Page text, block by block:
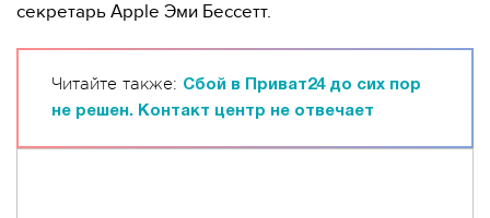
секретарь Apple Эми Бессетт.
Читайте также: Сбой в Приват24 до сих пор
не решен. Контакт центр не отвечает